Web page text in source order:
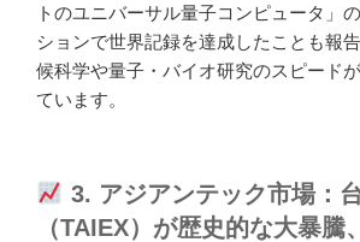
トのユニバーサル量子コンピュータ」
ションで世界記録を達成したことも報
候科学や量子・バイオ研究のスピード
ています。
3. アジアンテック市場：
（TAIEX）が歴史的な大暴騰